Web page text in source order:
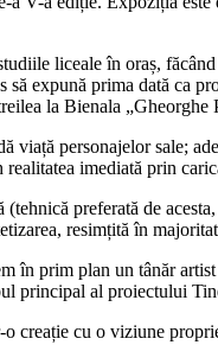
liceale în oraș,
expună prima dată ca
la Bienala „Gheorghe
personajelor sale;
imediată prin
preferată de
resimțită în
prim plan un tânăr
principal al proiectului
creație cu o viziune